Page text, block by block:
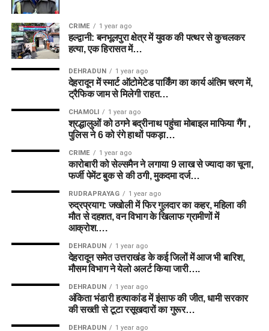
CRIME 1 year ago
हल्द्वानी: बनभूलपुरा क्षेत्र में युवक की पत्थर से कुचलकर
हत्या, एक हिरासत में…
DEHRADUN 1 year ago
देहरादून में स्मार्ट ऑटोमेटेड पार्किंग का कार्य अंतिम चरण में,
ट्रैफिक जाम से मिलेगी राहत…
CHAMOLI 1 year ago
श्रद्धालुओं को ठगने बद्रीनाथ पहुंचा मोबाइल माफिया गैंग ,
पुलिस ने 6 को रंगे हाथों पकड़ा…
CRIME 1 year ago
कारोबारी को सेल्समैन ने लगाया 9 लाख से ज्यादा का चूना,
फर्जी पेमेंट बुक से की ठगी, मुकदमा दर्ज…
RUDRAPRAYAG 1 year ago
रुद्रप्रयाग: जखोली में फिर गुलदार का कहर, महिला की
मौत से दहशत, वन विभाग के खिलाफ ग्रामीणों में
आक्रोश….
DEHRADUN 1 year ago
देहरादून समेत उत्तराखंड के कई जिलों में आज भी बारिश,
मौसम विभाग ने येलो अलर्ट किया जारी….
DEHRADUN 1 year ago
अंकिता भंडारी हत्याकांड में इंसाफ की जीत, धामी सरकार
की सख्ती से टूटा रसूखदारों का गुरूर…
DEHRADUN 1 year ago